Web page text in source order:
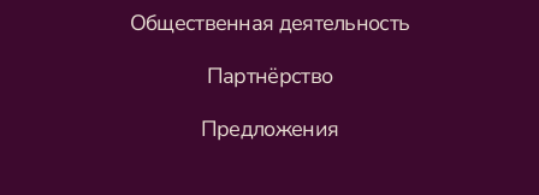
Общественная деятельность
Партнёрство
Предложения